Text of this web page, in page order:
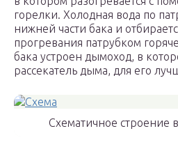
горелки. Холодная вода по
нижней части бака и
прогревания патрубком
бака устроен дымоход, в
рассекатель дыма, для его
Схематичное строение